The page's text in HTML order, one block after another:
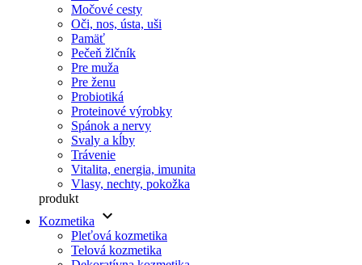
Močové cesty
Oči, nos, ústa, uši
Pamäť
Pečeň žlčník
Pre muža
Pre ženu
Probiotiká
Proteinové výrobky
Spánok a nervy
Svaly a kĺby
Trávenie
Vitalita, energia, imunita
Vlasy, nechty, pokožka
produkt
Kozmetika
keyboard_arrow_down
Pleťová kozmetika
Telová kozmetika